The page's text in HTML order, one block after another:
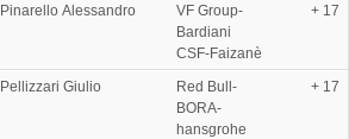
Pinarello Alessandro
VF Group-
Bardiani
CSF-Faizanè
+ 17
Pellizzari Giulio
Red Bull-
BORA-
hansgrohe
+ 17